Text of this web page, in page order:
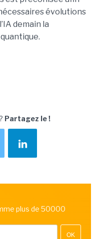
évolutions
demain la
Partagez le !
plus de 50000
OK